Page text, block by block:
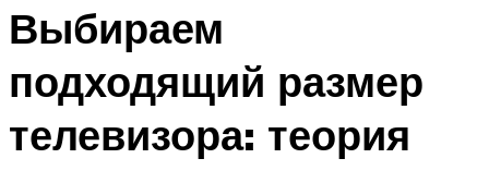
Выбираем
подходящий размер
телевизора: теория